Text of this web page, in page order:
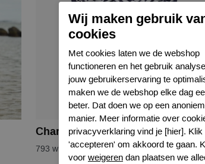
Charmline modern marina
793 white-navy
Wij maken gebruik
cookies
Met cookies laten we de webshop
functioneren en het gebruik
jouw gebruikerservaring te
maken we de webshop elke dag
beter. Dat doen we op een
manier. Meer informatie over
privacyverklaring vind je [hier]. Klik
'accepteren' om akkoord te gaan.
voor weigeren dan plaatsen we